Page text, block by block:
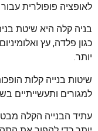
לאופציה פופולרית
בניה קלה היא שיטת
כגון פלדה, עץ
יותר.
שיטות בנייה קלות
למגורים ותעשייתיים
עתיד הבנייה הקלה